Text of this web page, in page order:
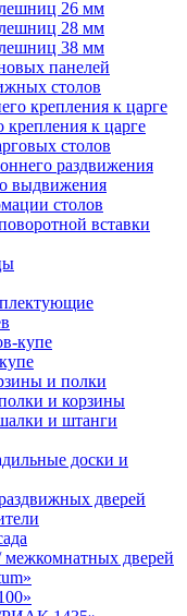
26 мм
28 мм
38 мм
панелей
столов
крепления к царге
к царге
столов
раздвижения
выдвижения
столов
вставки
купе
и полки
и корзины
и штанги
доски и
дверей
дверей